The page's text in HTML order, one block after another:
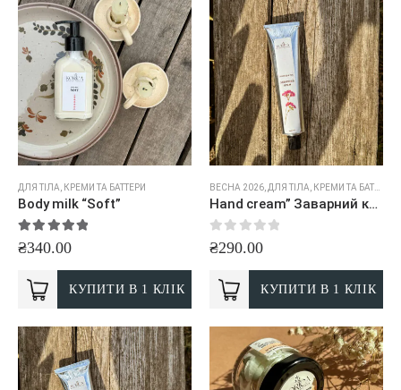
ДЛЯ ТІЛА КРЕМИ ТА БАТТЕРИ
Body milk “Soft”
5.00out of 5
₴340.00
КУПИТИ В 1 КЛІК
ВЕСНА 2026 ДЛЯ ТІЛА КРЕМИ ТА БАТТЕРИ
Hand cream” Заварний крем”
0out of 5
₴290.00
КУПИТИ В 1 КЛІК